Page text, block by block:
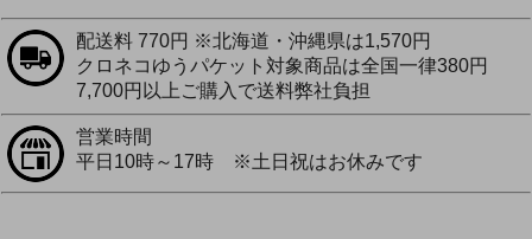
配送料 770円 ※北海道・沖縄県は1,570円
クロネコゆうパケット対象商品は全国一律380円
7,700円以上ご購入で送料弊社負担
営業時間
平日10時～17時 ※土日祝はお休みです